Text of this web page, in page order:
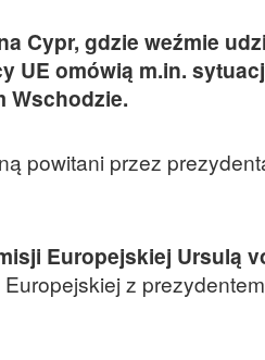
Cypr, gdzie weźmie
UE omówią m.in.
Wschodzie.
powitani przez
Europejskiej Ursulą
z